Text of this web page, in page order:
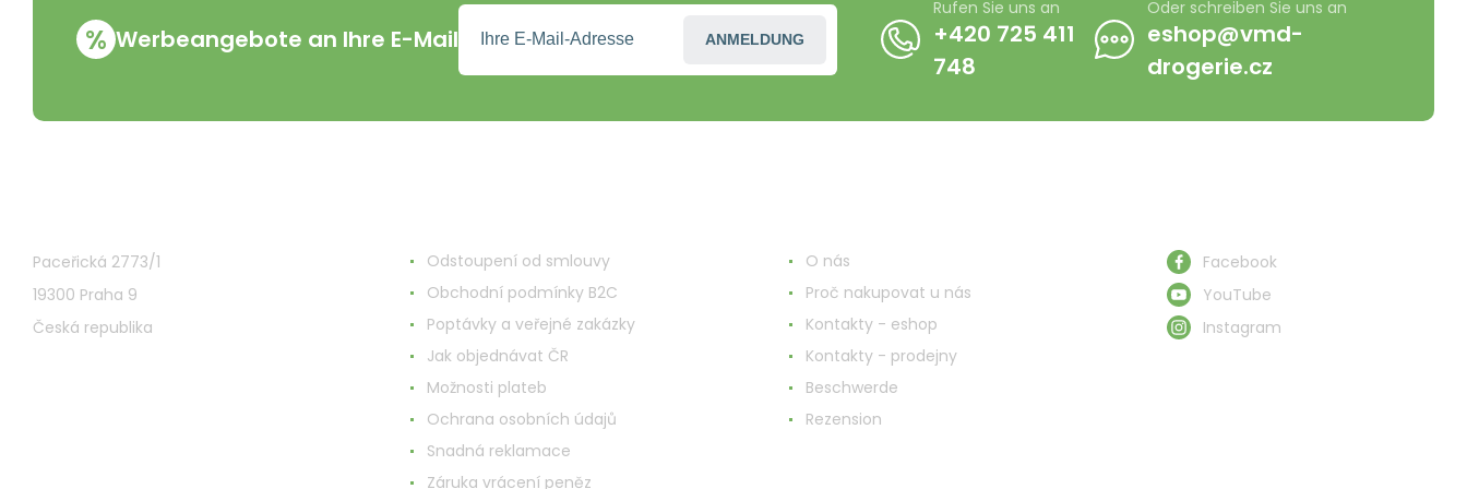
% Werbeangebote an Ihre E-Mail ANMELDUNG
Rufen Sie uns an
+420 725 411
748
Oder schreiben Sie uns an
eshop@vmd-
drogerie.cz
Paceřická 2773/1
19300 Praha 9
Česká republika
Odstoupení od smlouvy
Obchodní podmínky B2C
Poptávky a veřejné zakázky
Jak objednávat ČR
Možnosti plateb
Ochrana osobních údajů
Snadná reklamace
Záruka vrácení peněz
O nás
Proč nakupovat u nás
Kontakty - eshop
Kontakty - prodejny
Beschwerde
Rezension
Facebook
YouTube
Instagram